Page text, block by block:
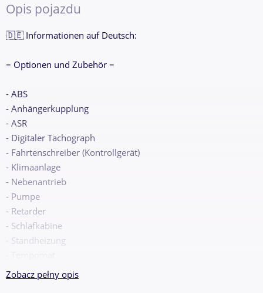
Opis pojazdu
🇩🇪 Informationen auf Deutsch:
= Optionen und Zubehör =
- ABS
- Anhängerkupplung
- ASR
- Digitaler Tachograph
- Fahrtenschreiber (Kontrollgerät)
- Klimaanlage
- Nebenantrieb
- Pumpe
- Retarder
- Schlafkabine
- Standheizung
- Zusatzbremssystem
Zobacz pełny opis